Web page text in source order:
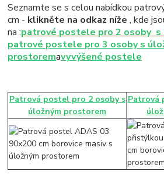
Seznamte se s celou nabídkou
cm - klikněte na odkaz níže , kde
na :patrové postele pro 2 osoby s
patrové postele pro 3 osoby s
prostoremavyvýšené postele
Patrová postel pro 2 osoby s
úložným prostorem
Patrová